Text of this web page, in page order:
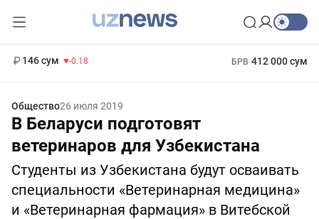
146 сум -0.18 БРВ 412 000 сум
Общество26 июля 2019
В Беларуси подготовят
ветеринаров для Узбекистана
Студенты из Узбекистана будут осваивать
специальности «Ветеринарная медицина»
и «Ветеринарная фармация» в Витебской